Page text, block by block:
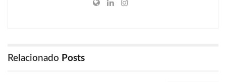
Relacionado Posts